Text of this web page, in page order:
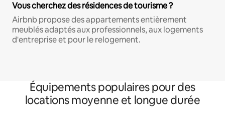
Vous cherchez des résidences de tourisme ?
Airbnb propose des appartements entièrement
meublés adaptés aux professionnels, aux logements
d'entreprise et pour le relogement.
Équipements populaires pour des
locations moyenne et longue durée